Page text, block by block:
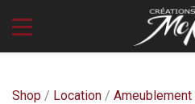
Shop / Location / Ameublement